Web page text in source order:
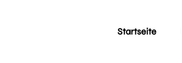
Startseite